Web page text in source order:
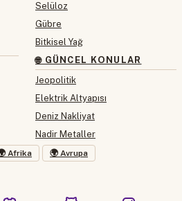
Selüloz
Gübre
Bitkisel Yağ
🌐 GÜNCEL KONULAR
Jeopolitik
Elektrik Altyapısı
Deniz Nakliyat
Nadir Metaller
Afrika 🌍 Avrupa